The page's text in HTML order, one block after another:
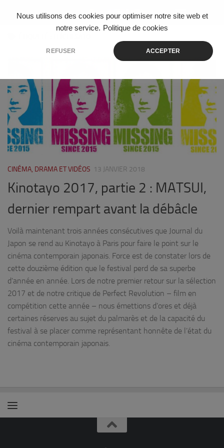
Nous utilisons des cookies pour optimiser notre site web et
notre service. Politique de cookies
REFUSER ACCEPTER
Skip to content
CINÉMA, DRAMA ET VIDÉOS 13 JANVIER 2018
Kinotayo 2017, partie 2 : MATSUI,
dernier rempart avant la débâcle
Voilà maintenant trois années consécutives que Journal du
Japon se rend au Kinotayo à Paris pour faire le point sur le
cinéma contemporain japonais. Force est de constater lors de
cette douzième édition que le festival perd de sa superbe
d’année en année. Lors de notre premier retour sur la sélection
2017 et de notre critique de Perfect Revolution – film en
compétition cette année – nous émettions d’ores et déjà
certaines réserves au sujet du palmarès et de la capacité du
festival à se placer comme représentant honnête de l’état du
cinéma contemporain japonais.